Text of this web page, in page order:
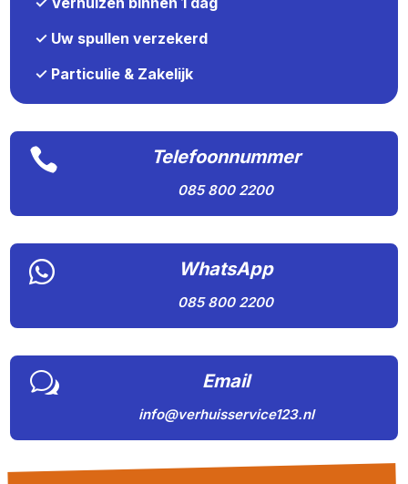
✓ Uw spullen verzekerd
✓ Particulie & Zakelijk
 Telefoonnummer
085 800 2200
 WhatsApp
085 800 2200
w Email
info@verhuisservice123.nl